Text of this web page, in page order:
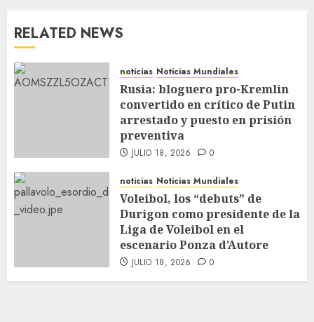
RELATED NEWS
noticias Noticias Mundiales
Rusia: bloguero pro-Kremlin
convertido en crítico de Putin
arrestado y puesto en prisión
preventiva
JULIO 18, 2026 0
noticias Noticias Mundiales
Voleibol, los “debuts” de
Durigon como presidente de la
Liga de Voleibol en el
escenario Ponza d’Autore
JULIO 18, 2026 0